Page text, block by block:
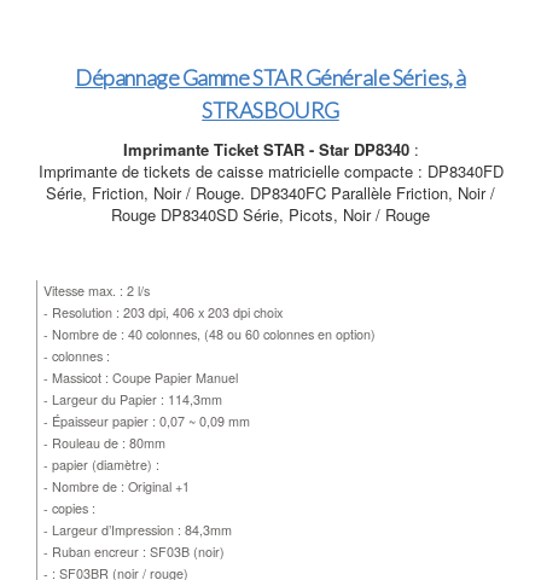
Dépannage Gamme STAR Générale Séries, à
STRASBOURG
Imprimante Ticket STAR - Star DP8340:
Imprimante de tickets de caisse matricielle compacte : DP8340FD
Série, Friction, Noir / Rouge. DP8340FC Parallèle Friction, Noir /
Rouge DP8340SD Série, Picots, Noir / Rouge
Vitesse max. : 2 l/s
- Resolution : 203 dpi, 406 x 203 dpi choix
- Nombre de : 40 colonnes, (48 ou 60 colonnes en option)
- colonnes :
- Massicot : Coupe Papier Manuel
- Largeur du Papier : 114,3mm
- Épaisseur papier : 0,07 ~ 0,09 mm
- Rouleau de : 80mm
- papier (diamètre) :
- Nombre de : Original +1
- copies :
- Largeur d’Impression : 84,3mm
- Ruban encreur : SF03B (noir)
- : SF03BR (noir / rouge)